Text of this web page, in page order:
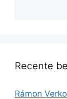
Recente
Rámon